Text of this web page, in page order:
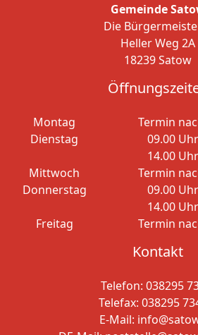
Gemeinde
Die
Heller Weg 2A
18239 Satow
Montag
Termin
Dienstag
09.00
14.00
Mittwoch
Termin
Donnerstag
09.00
14.00
Freitag
Termin
Kontakt
Telefon: 038295
Telefax: 038295
E-Mail: